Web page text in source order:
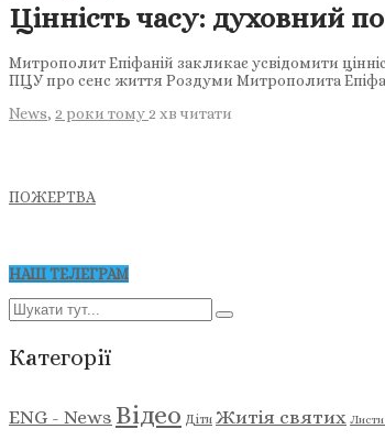
Цінність часу: духовний
Митрополит Епіфаній закликає усвідомити
ПЦУ про сенс життя Роздуми Митрополита
News, 2 роки тому 2 хв читати
ПОЖЕРТВА
НАШ ТЕЛЕГРАМ
Категорії
ENG - News Відео Діти Житія святих Листи